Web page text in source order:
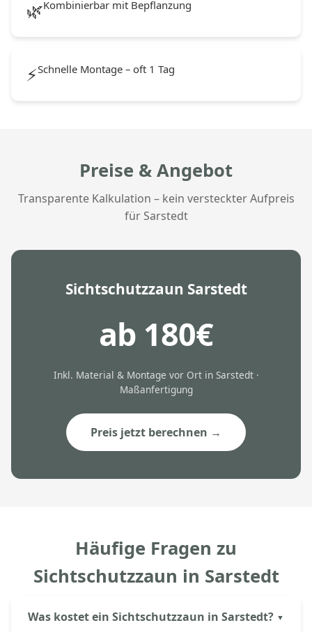
🌿Kombinierbar mit Bepflanzung
⚡Schnelle Montage – oft 1 Tag
Preise & Angebot
Transparente Kalkulation – kein versteckter Aufpreis
für Sarstedt
Sichtschutzzaun Sarstedt
ab 180€
Inkl. Material & Montage vor Ort in Sarstedt ·
Maßanfertigung
Preis jetzt berechnen →
Häufige Fragen zu
Sichtschutzzaun in Sarstedt
Was kostet ein Sichtschutzzaun in Sarstedt?